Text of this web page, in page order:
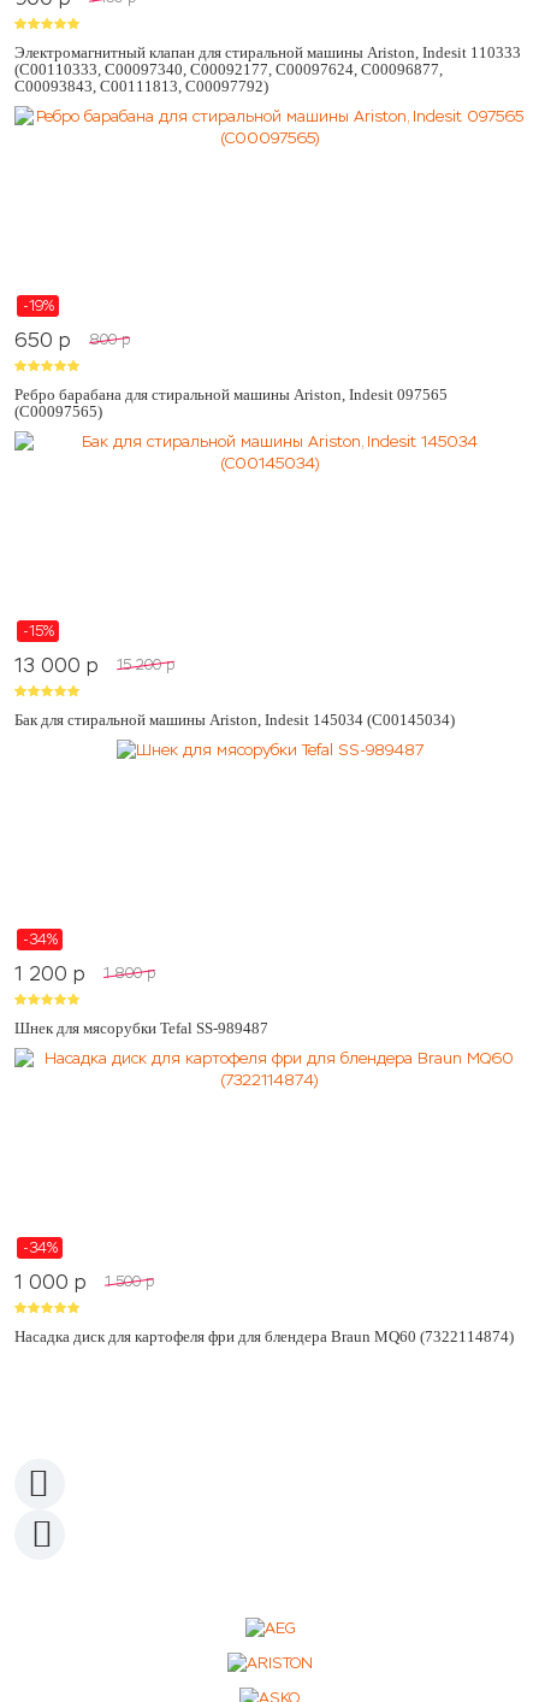
Электромагнитный клапан для стиральной машины Ariston, Indesit 110333
(C00110333, C00097340, C00092177, C00097624, C00096877,
C00093843, C00111813, C00097792)
-19%
650 p 800 p
Ребро барабана для стиральной машины Ariston, Indesit 097565
(C00097565)
-15%
13 000 p 15 200 p
Бак для стиральной машины Ariston, Indesit 145034 (C00145034)
-34%
1 200 p 1 800 p
Шнек для мясорубки Tefal SS-989487
-34%
1 000 p 1 500 p
Насадка диск для картофеля фри для блендера Braun MQ60 (7322114874)